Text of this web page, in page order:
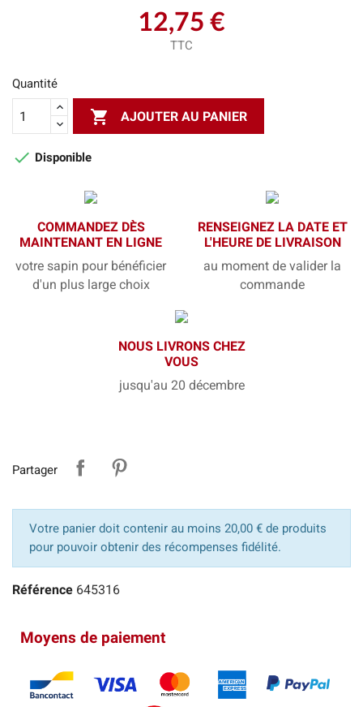
12,75 €
TTC
Quantité
 AJOUTER AU PANIER
 Disponible
COMMANDEZ DÈS
MAINTENANT EN LIGNE
votre sapin pour bénéficier
d'un plus large choix
RENSEIGNEZ LA DATE ET
L'HEURE DE LIVRAISON
au moment de valider la
commande
NOUS LIVRONS CHEZ
VOUS
jusqu'au 20 décembre
Partager
Votre panier doit contenir au moins 20,00 € de produits
pour pouvoir obtenir des récompenses fidélité.
Référence 645316
Moyens de paiement